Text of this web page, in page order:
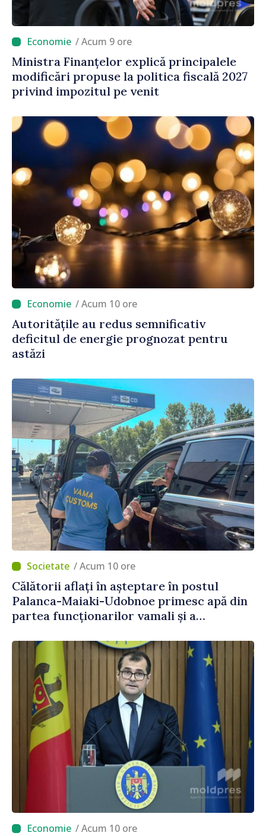
/ Acum 9 ore
Ministra Finanțelor explică principalele
modificări propuse la politica fiscală 2027
privind impozitul pe venit
/ Acum 10 ore
Autoritățile au redus semnificativ
deficitul de energie prognozat pentru
astăzi
/ Acum 10 ore
Călătorii aflați în așteptare în postul
Palanca-Maiaki-Udobnoe primesc apă din
partea funcționarilor vamali și a
/ Acum 10 ore